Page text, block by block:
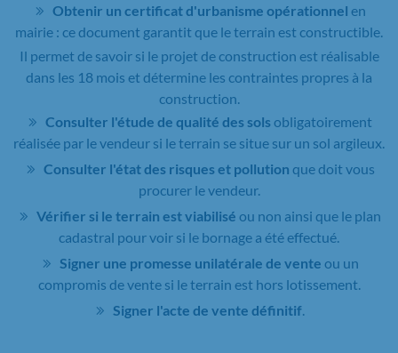
Obtenir un certificat d'urbanisme opérationnel en
mairie : ce document garantit que le terrain est constructible.
Il permet de savoir si le projet de construction est réalisable
dans les 18 mois et détermine les contraintes propres à la
construction.
Consulter l'étude de qualité des sols obligatoirement
réalisée par le vendeur si le terrain se situe sur un sol argileux.
Consulter l'état des risques et pollution que doit vous
procurer le vendeur.
Vérifier si le terrain est viabilisé ou non ainsi que le plan
cadastral pour voir si le bornage a été effectué.
Signer une promesse unilatérale de vente ou un
compromis de vente si le terrain est hors lotissement.
Signer l'acte de vente définitif